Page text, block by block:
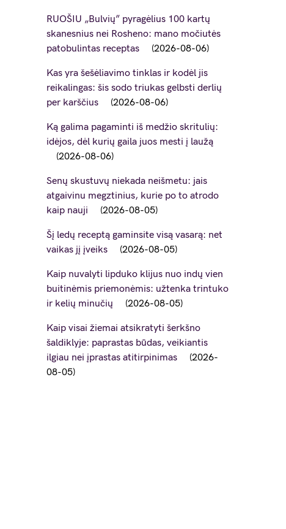
RUOŠIU „Bulvių” pyragėlius 100 kartų
skanesnius nei Rosheno: mano močiutės
patobulintas receptas
2026-08-06
Kas yra šešėliavimo tinklas ir kodėl jis
reikalingas: šis sodo triukas gelbsti derlių
per karščius
2026-08-06
Ką galima pagaminti iš medžio skritulių:
idėjos, dėl kurių gaila juos mesti į laužą
2026-08-06
Senų skustuvų niekada neišmetu: jais
atgaivinu megztinius, kurie po to atrodo
kaip nauji
2026-08-05
Šį ledų receptą gaminsite visą vasarą: net
vaikas jį įveiks
2026-08-05
Kaip nuvalyti lipduko klijus nuo indų vien
buitinėmis priemonėmis: užtenka trintuko
ir kelių minučių
2026-08-05
Kaip visai žiemai atsikratyti šerkšno
šaldiklyje: paprastas būdas, veikiantis
ilgiau nei įprastas atitirpinimas
2026-
08-05